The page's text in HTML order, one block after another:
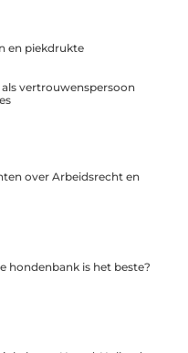
en piekdrukte
vertrouwenspersoon
over Arbeidsrecht en
hondenbank is het beste?